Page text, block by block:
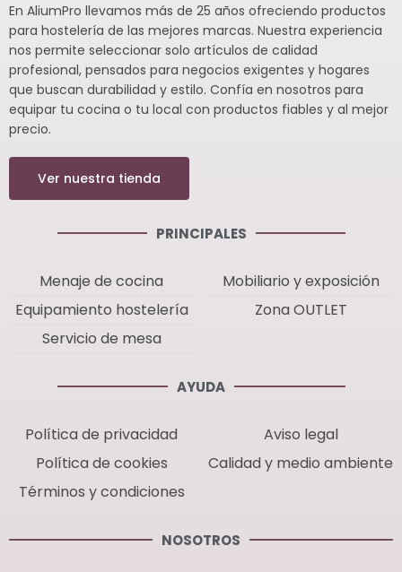
En AliumPro llevamos más de 25 años ofreciendo productos
para hostelería de las mejores marcas. Nuestra experiencia
nos permite seleccionar solo artículos de calidad
profesional, pensados para negocios exigentes y hogares
que buscan durabilidad y estilo. Confía en nosotros para
equipar tu cocina o tu local con productos fiables y al mejor
precio.
Ver nuestra tienda
PRINCIPALES
Menaje de cocina
Equipamiento hostelería
Servicio de mesa
Mobiliario y exposición
Zona OUTLET
AYUDA
Política de privacidad
Política de cookies
Términos y condiciones
Aviso legal
Calidad y medio ambiente
NOSOTROS